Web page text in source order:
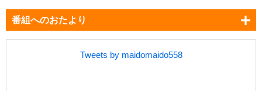
番組へのおたより
Tweets by maidomaido558